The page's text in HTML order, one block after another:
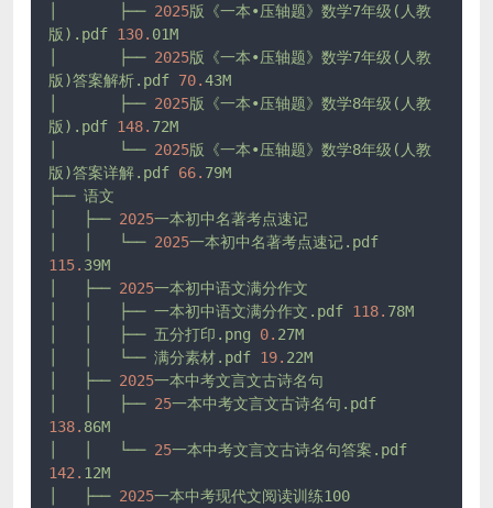
├── 2025版《一本•压轴题》数学7年级(人教
版).pdf 130. 01M
├── 2025版《一本•压轴题》数学7年级(人教
版)答案解析.pdf 70.43M
├── 2025版《一本•压轴题》数学8年级(人教
版).pdf 148. 72M
└── 2025版《一本•压轴题》数学8年级(人教
版)答案详解.pdf 66. 79M
├── 语文
├── 2025一本初中名著考点速记
└── 2025一本初中名著考点速记.pdf
115. 39M
├── 2025一本初中语文满分作文
├── 一本初中语文满分作文.pdf 118. 78M
├── 五分打印.png 0. 27M
└── 满分素材.pdf 19. 22M
├── 2025一本中考文言文古诗名句
├── 25一本中考文言文古诗名句.pdf
138. 86M
└── 25一本中考文言文古诗名句答案.pdf
142. 12M
├── 2025一本中考现代文阅读训练100